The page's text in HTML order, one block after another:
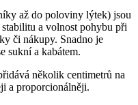
až do poloviny lýtek) jsou
a volnost pohybu při
či nákupy. Snadno je
sukní a kabátem.
několik centimetrů na
a proporcionálněji.